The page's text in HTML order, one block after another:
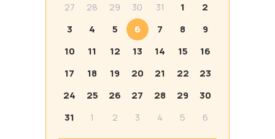
27
28 29 30 31 1
2
3
4 5 6 7 8
9
10
11 12 13 14 15
16
17
18 19 20 21 22
23
24
25 26 27 28 29
30
31
1 2 3 4 5 6